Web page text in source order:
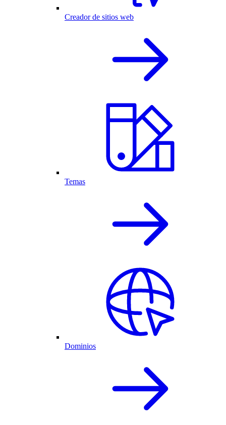
Creador de sitios web
Temas
Dominios